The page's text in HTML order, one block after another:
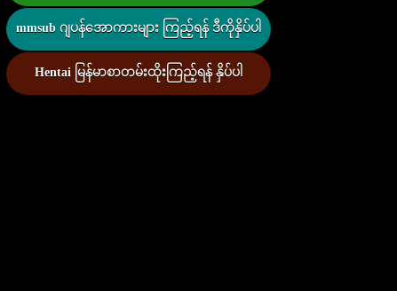
mmsub ဂျပန်အောကားများ ကြည့်ရန် ဒီကိုနှိပ်ပါ
Hentai မြန်မာစာတမ်းထိုးကြည့်ရန် နှိပ်ပါ